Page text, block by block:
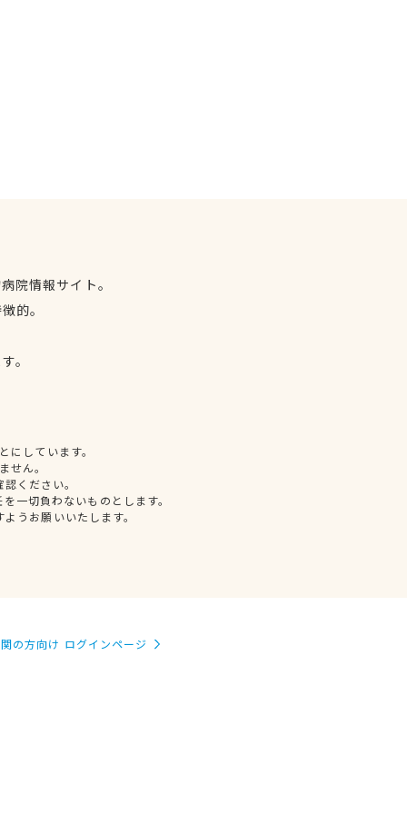
院情報サイト。
的。
。
しています。
せん。
ください。
一切負わないものとします。
うお願いいたします。
の方向け ログインページ